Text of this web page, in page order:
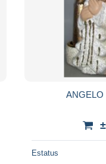
ANGELO
Estatus